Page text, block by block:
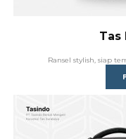
Tas
Ransel stylish, siap